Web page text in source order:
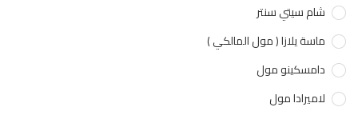
شام سيتي سنتر
ماسة يلازا ( مول المالكي )
دامسكينو مول
لاميرادا مول